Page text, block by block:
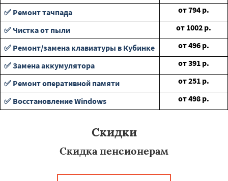
✅ Ремонт тачпада
от794 р.
✅ Чистка от пыли
от 1002 р.
✅ Ремонт/замена клавиатуры в Кубинке
от496 р.
✅ Замена аккумулятора
от391 р.
✅ Ремонт оперативной памяти
от251 р.
✅ Восстановление Windows
от498 р.
Скидки
Скидка пенсионерам